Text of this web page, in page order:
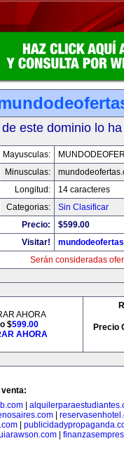
este dominio lo
Mayusculas:
Minusculas:
Longitud:
14 caracteres
Categorias:
Sin Clasificar
Precio:
$599.00
Visitar!
Serán consideradas
AHORA
$599.00
AHORA
Precio
|
|
|